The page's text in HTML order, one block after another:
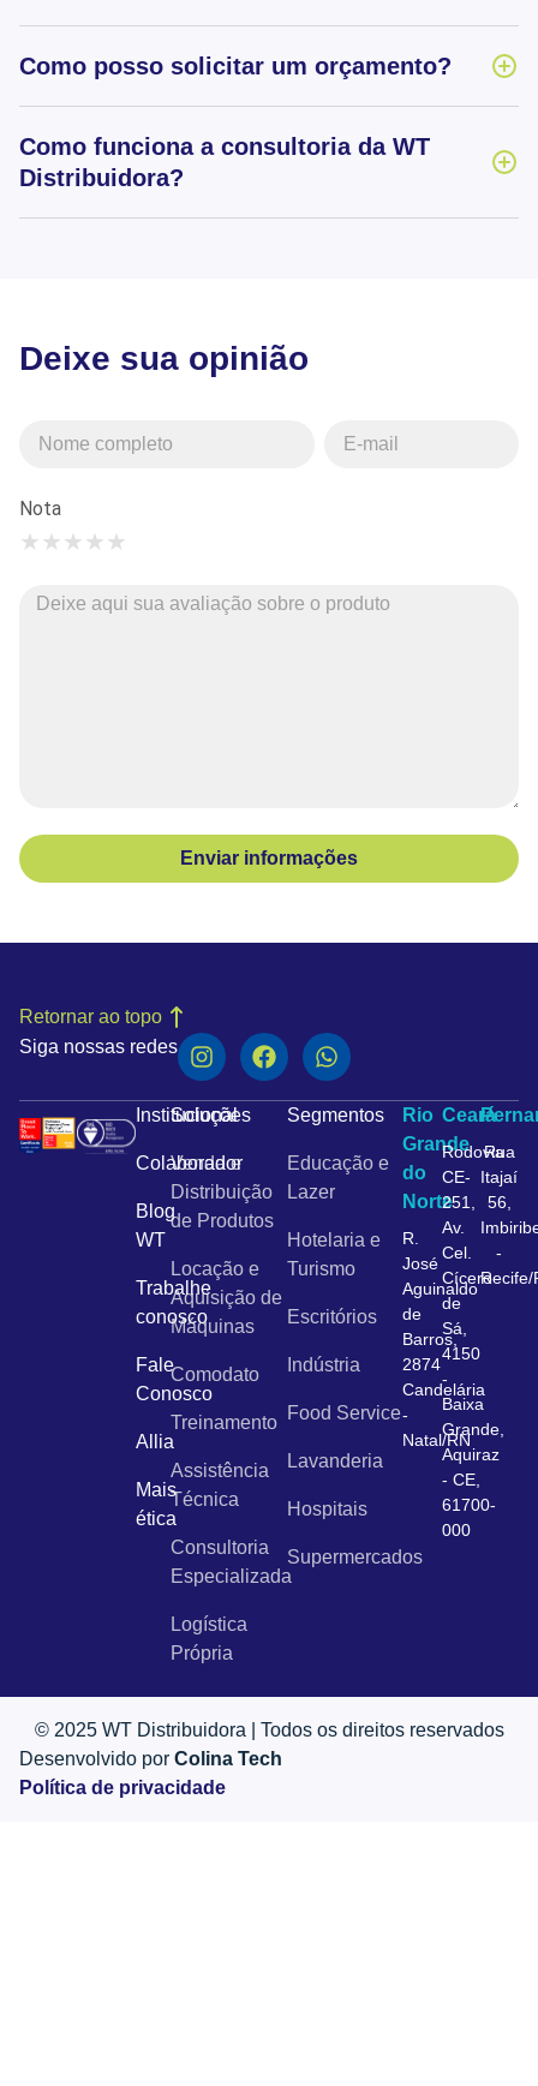
Como posso solicitar um orçamento?
Como funciona a consultoria da WT
Distribuidora?
Deixe sua opinião
Nota
★
★
★
★
★
Enviar informações
Siga nossas redes
Retornar ao topo
Institucional
Colaborador
Blog
WT
Trabalhe
conosco
Fale
Conosco
Allia
Mais
ética
Soluções
Venda e
Distribuição
de Produtos
Locação e
Aquisição de
Máquinas
Comodato
Treinamento
Assistência
Técnica
Consultoria
Especializada
Logística
Própria
Segmentos
Educação e
Lazer
Hotelaria e
Turismo
Escritórios
Indústria
Food Service
Lavanderia
Hospitais
Supermercados
Rio
Grande
do
Norte
R.
José
Aguinaldo
de
Barros,
2874
Candelária
-
Natal/RN
Ceará
Rodovia
CE-
251,
Av.
Cel.
Cícero
de
Sá,
4150
-
Baixa
Grande,
Aquiraz
- CE,
61700-
000
Rua
Itajaí
56,
-
Recife/
© 2025 WT Distribuidora | Todos os direitos reservados
Desenvolvido por Colina Tech
Política de privacidade